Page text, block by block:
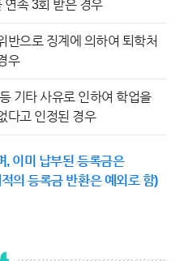
연속 3회 받은 경우
반으로 징계에 의하여 퇴학처
우
기타 사유로 인하여 학업을
다고 인정된 경우
, 이미 납부된 등록금은
의 등록금 반환은 예외로 함)